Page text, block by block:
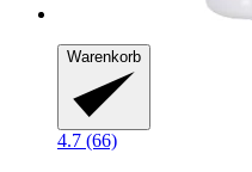
Warenkorb
4.7 (66)